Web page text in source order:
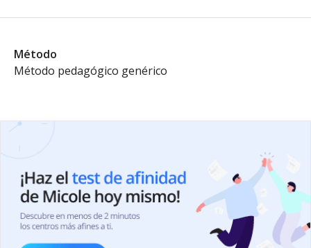
Método
Método pedagógico genérico